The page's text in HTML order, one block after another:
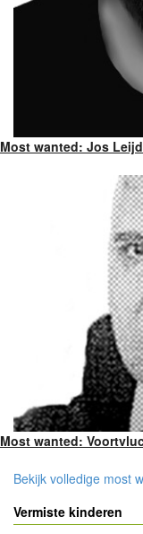
Most wanted: Jos
Most wanted:
Bekijk volledige most
Vermiste kinderen